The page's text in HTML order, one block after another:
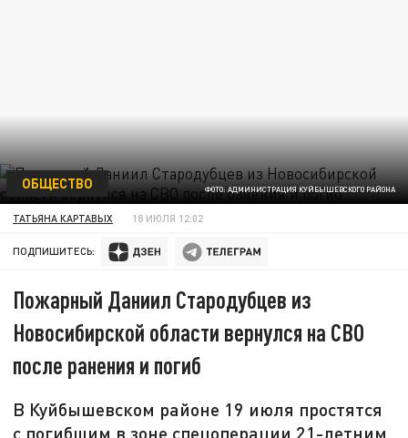
ФОТО: АДМИНИСТРАЦИЯ КУЙБЫШЕВСКОГО РАЙОНА
ОБЩЕСТВО
ТАТЬЯНА КАРТАВЫХ 18 ИЮЛЯ 12:02
ПОДПИШИТЕСЬ:
Пожарный Даниил Стародубцев из
Новосибирской области вернулся на СВО
после ранения и погиб
В Куйбышевском районе 19 июля простятся
с погибшим в зоне спецоперации 21-летним